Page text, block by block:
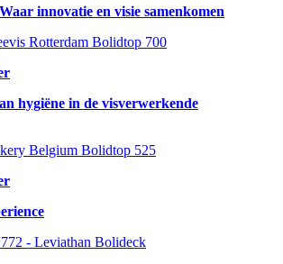
innovatie en visie samenkomen
hygiëne in de visverwerkende